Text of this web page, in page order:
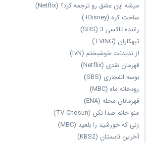
میشه این عشق رو ترجمه کرد؟ (Netflix)
ساخت کره (Disney+)
راننده تاکسی 3 (SBS)
تبهکاران (TVING)
از ندیدنت خوشبختم (tvN)
قهرمان نقدی (Netflix)
بوسه انفجاری (SBS)
رودخانه ماه (MBC)
قهرمانان محله (ENA)
منو خانم صدا نکن (TV Chosun)
زنی که خورشید را بلعید (MBC)
آخرین تابستان (KBS2)